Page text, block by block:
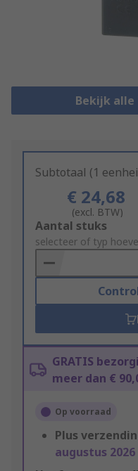
Bekijk alle
Subtotaal (1
€ 24,68
(excl. BTW)
Add
to
Basket
Aantal stuks
selecteer of typ
GRATIS
meer dan €
Op voorraad
Plus
augustus 2026